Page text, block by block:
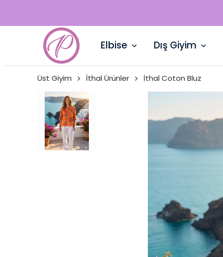
Elbise Dış Giyim
Üst Giyim İthal Ürünler İthal Coton Bluz